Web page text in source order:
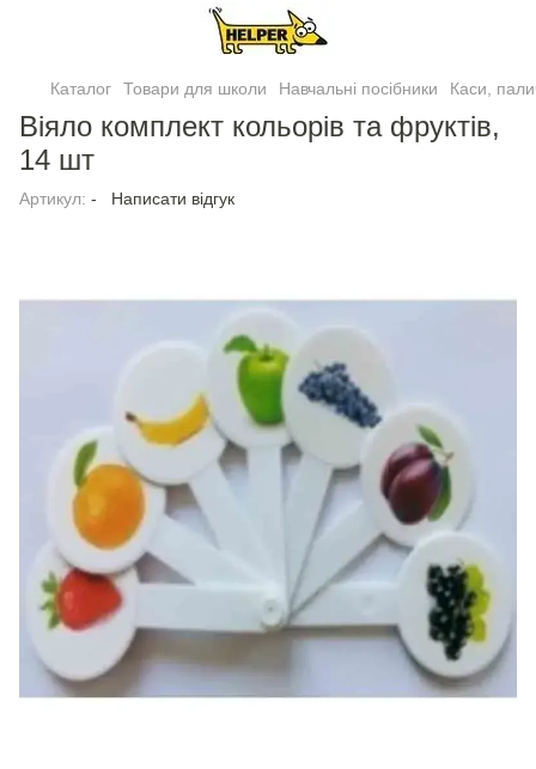
Каталог Товари для школи Навчальні посібники Каси,
Вiяло комплект кольорів та фруктів,
14 шт
Артикул: - Написати відгук